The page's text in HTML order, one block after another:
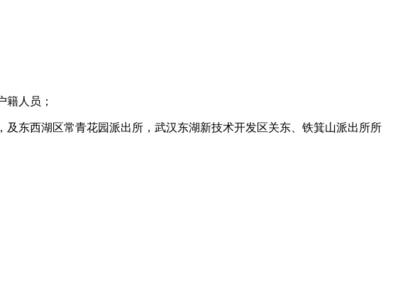
人员；
东西湖区常青花园派出所，武汉东湖新技术开发区关东、铁箕山派出所所